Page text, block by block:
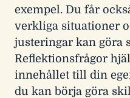
exempel. Du får
verkliga situationer
justeringar kan göra
Reflektionsfrågor
innehållet till din
du kan börja göra